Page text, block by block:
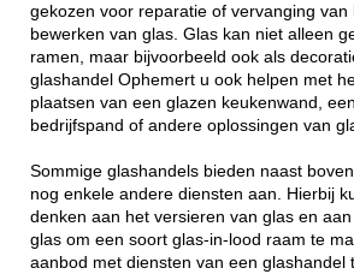
gekozen voor reparatie of vervanging van
bewerken van glas. Glas kan niet alleen
ramen, maar bijvoorbeeld ook als
glashandel Ophemert u ook helpen met
plaatsen van een glazen keukenwand,
bedrijfspand of andere oplossingen van
Sommige glashandels bieden naast
nog enkele andere diensten aan. Hierbij
denken aan het versieren van glas en
glas om een soort glas-in-lood raam te
aanbod met diensten van een glashandel